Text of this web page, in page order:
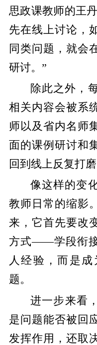
思政课教师的王
先在线上讨论，
同类问题，就会
研讨。”
除此之外，
相关内容会被系
师以及省内名师
面的课例研讨和
回到线上反复打磨
像这样的变
教师日常的缩影
来，它首先要改
方式——学段衔
人经验，而是
题。
进一步来看
是问题能否被回
发挥作用，还取